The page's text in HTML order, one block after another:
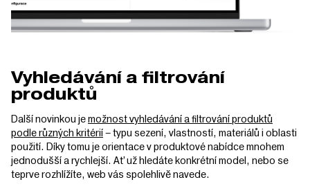
Vyhledávání a filtrování
produktů
Další novinkou jemožnost vyhledávání a filtrování produktů
podle různých kritérií– typu sezení, vlastností, materiálů i oblasti
použití. Díky tomu je orientace v produktové nabídce mnohem
jednodušší a rychlejší. Ať už hledáte konkrétní model, nebo se
teprve rozhlížíte, web vás spolehlivě navede.